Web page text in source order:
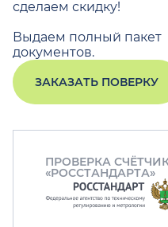
сделаем скидку!
Выдаем полный пакет
документов.
ЗАКАЗАТЬ ПОВЕРКУ
ПРОВЕРКА
«РОССТАНДАРТА»